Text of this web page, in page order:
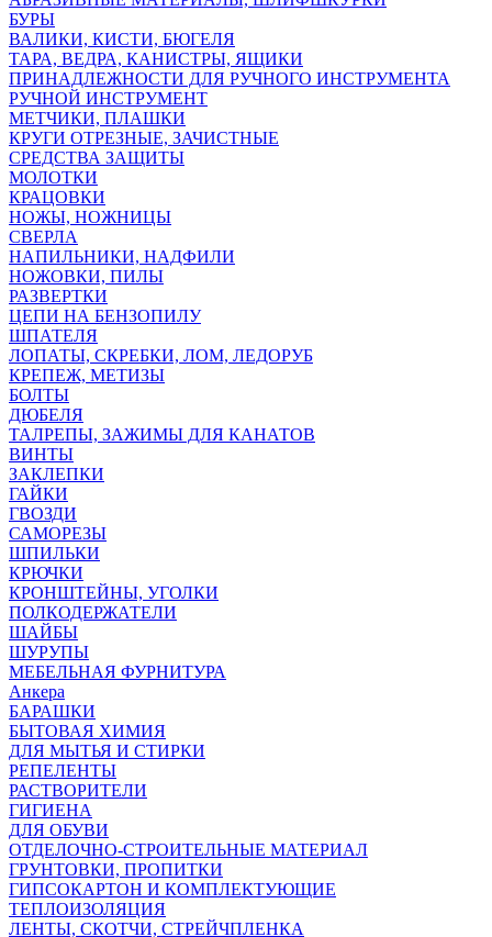
БУРЫ
ВАЛИКИ, КИСТИ, БЮГЕЛЯ
ТАРА, ВЕДРА, КАНИСТРЫ, ЯЩИКИ
ПРИНАДЛЕЖНОСТИ ДЛЯ РУЧНОГО ИНСТРУМЕНТА
РУЧНОЙ ИНСТРУМЕНТ
МЕТЧИКИ, ПЛАШКИ
КРУГИ ОТРЕЗНЫЕ, ЗАЧИСТНЫЕ
СРЕДСТВА ЗАЩИТЫ
МОЛОТКИ
КРАЦОВКИ
НОЖЫ, НОЖНИЦЫ
СВЕРЛА
НАПИЛЬНИКИ, НАДФИЛИ
НОЖОВКИ, ПИЛЫ
РАЗВЕРТКИ
ЦЕПИ НА БЕНЗОПИЛУ
ШПАТЕЛЯ
ЛОПАТЫ, СКРЕБКИ, ЛОМ, ЛЕДОРУБ
КРЕПЕЖ, МЕТИЗЫ
БОЛТЫ
ДЮБЕЛЯ
ТАЛРЕПЫ, ЗАЖИМЫ ДЛЯ КАНАТОВ
ВИНТЫ
ЗАКЛЕПКИ
ГАЙКИ
ГВОЗДИ
САМОРЕЗЫ
ШПИЛЬКИ
КРЮЧКИ
КРОНШТЕЙНЫ, УГОЛКИ
ПОЛКОДЕРЖАТЕЛИ
ШАЙБЫ
ШУРУПЫ
МЕБЕЛЬНАЯ ФУРНИТУРА
Анкера
БАРАШКИ
БЫТОВАЯ ХИМИЯ
ДЛЯ МЫТЬЯ И СТИРКИ
РЕПЕЛЕНТЫ
РАСТВОРИТЕЛИ
ГИГИЕНА
ДЛЯ ОБУВИ
ОТДЕЛОЧНО-СТРОИТЕЛЬНЫЕ МАТЕРИАЛ
ГРУНТОВКИ, ПРОПИТКИ
ГИПСОКАРТОН И КОМПЛЕКТУЮЩИЕ
ТЕПЛОИЗОЛЯЦИЯ
ЛЕНТЫ, СКОТЧИ, СТРЕЙЧПЛЕНКА